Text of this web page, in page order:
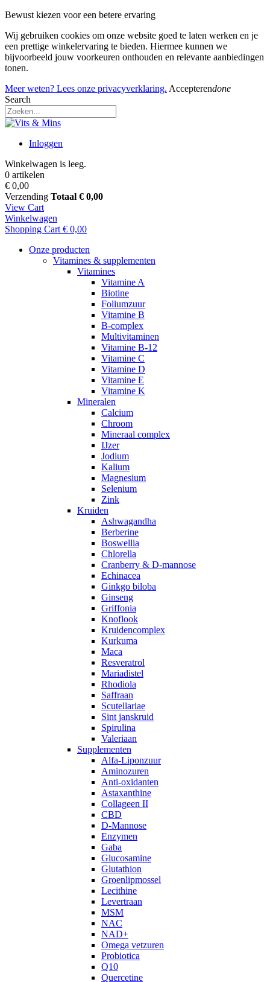
Bewust kiezen voor een betere ervaring
Wij gebruiken cookies om onze website goed te laten werken en je
een prettige winkelervaring te bieden. Hiermee kunnen we
bijvoorbeeld jouw voorkeuren onthouden en relevante aanbiedingen
tonen.
Meer weten? Lees onze privacyverklaring. Accepterendone
Search
Inloggen
Winkelwagen is leeg.
0 artikelen
€ 0,00
Verzending Totaal € 0,00
View Cart
Winkelwagen
Shopping Cart € 0,00
Onze producten
Vitamines & supplementen
Vitamines
Vitamine A
Biotine
Foliumzuur
Vitamine B
B-complex
Multivitaminen
Vitamine B-12
Vitamine C
Vitamine D
Vitamine E
Vitamine K
Mineralen
Calcium
Chroom
Mineraal complex
IJzer
Jodium
Kalium
Magnesium
Selenium
Zink
Kruiden
Ashwagandha
Berberine
Boswellia
Chlorella
Cranberry & D-mannose
Echinacea
Ginkgo biloba
Ginseng
Griffonia
Knoflook
Kruidencomplex
Kurkuma
Maca
Resveratrol
Mariadistel
Rhodiola
Saffraan
Scutellariae
Sint janskruid
Spirulina
Valeriaan
Supplementen
Alfa-Liponzuur
Aminozuren
Anti-oxidanten
Astaxanthine
Collageen II
CBD
D-Mannose
Enzymen
Gaba
Glucosamine
Glutathion
Groenlipmossel
Lecithine
Levertraan
MSM
NAC
NAD+
Omega vetzuren
Probiotica
Q10
Quercetine